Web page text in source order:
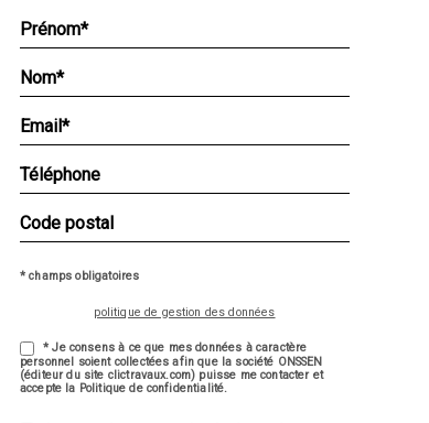
* champs obligatoires
politique de gestion des données
* Je consens à ce que mes données à caractère
personnel soient collectées afin que la société ONSSEN
(éditeur du site clictravaux.com) puisse me contacter et
accepte la Politique de confidentialité.